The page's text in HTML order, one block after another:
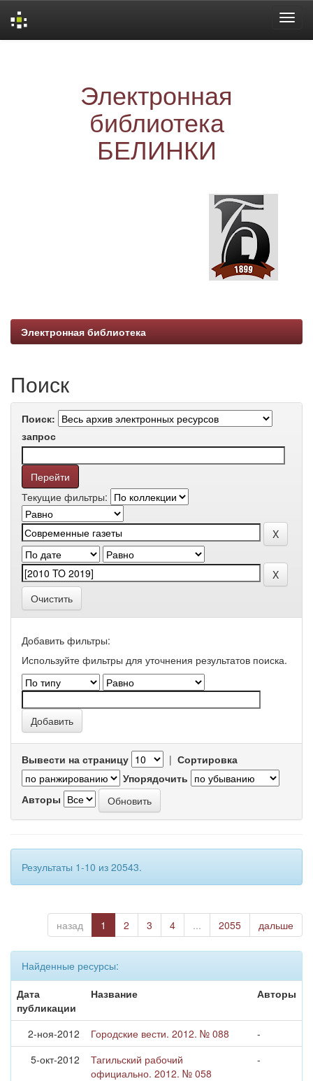
Электронная
библиотека
БЕЛИНКИ
Электронная библиотека
Поиск
Поиск:
запрос
Текущие фильтры:
Очистить
Добавить фильтры:
Используйте фильтры для уточнения результатов поиска.
Вывести на страницу | Сортировка
Упорядочить
Авторы
Результаты 1-10 из 20543.
назад 1 2 3 4 ... 2055 дальше
Найденные ресурсы:
Дата
публикации
Название Авторы
2-ноя-2012 Городские вести. 2012. № 088
-
5-окт-2012
Тагильский рабочий
официально. 2012. № 058
-